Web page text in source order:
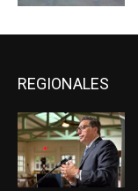
REGIONALES